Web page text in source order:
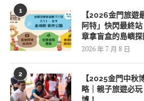
1
【2026金門旅遊
阿特」快閃最終
章拿盲盒的島嶼探
2026 年 7 月 8 日
2
【2025金門中秋
略｜親子旅遊必